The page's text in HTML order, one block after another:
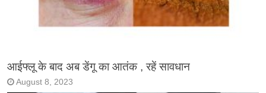
आईफ्लू के बाद अब डेंगू का आतंक , रहें सावधान
August 8, 2023